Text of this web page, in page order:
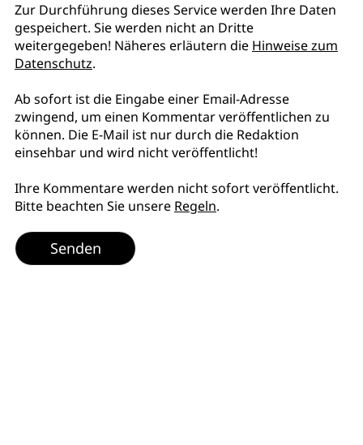
Zur Durchführung dieses Service werden Ihre Daten
gespeichert. Sie werden nicht an Dritte
weitergegeben! Näheres erläutern die Hinweise zum
Datenschutz.
Ab sofort ist die Eingabe einer Email-Adresse
zwingend, um einen Kommentar veröffentlichen zu
können. Die E-Mail ist nur durch die Redaktion
einsehbar und wird nicht veröffentlicht!
Ihre Kommentare werden nicht sofort veröffentlicht.
Bitte beachten Sie unsere Regeln.
Senden